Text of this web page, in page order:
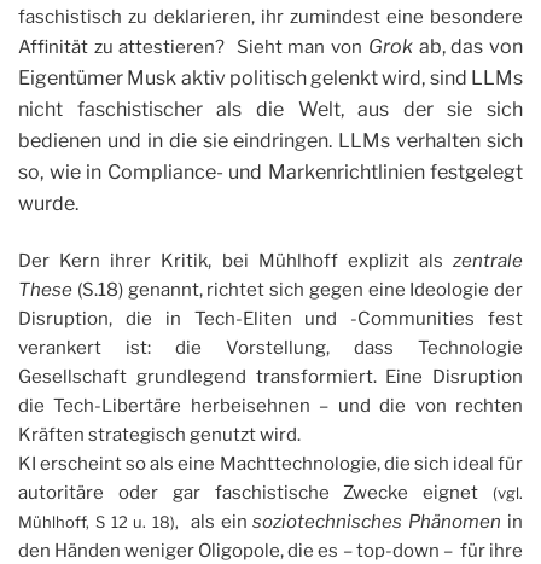
faschistisch zu deklarieren, ihr zumindest eine besondere
Affinität zu attestieren? Sieht man von Grokab, das von
Eigentümer Musk aktiv politisch gelenkt wird, sind LLMs
nicht faschistischer als die Welt, aus der sie sich
bedienen und in die sie eindringen. LLMs verhalten sich
so, wie in Compliance- und Markenrichtlinien festgelegt
wurde.
Der Kern ihrer Kritik, bei Mühlhoff explizit als zentrale
These (S.18) genannt, richtet sich gegen eine Ideologie der
Disruption, die in Tech-Eliten und -Communities fest
verankert ist: die Vorstellung, dass Technologie
Gesellschaft grundlegend transformiert. Eine Disruption
die Tech-Libertäre herbeisehnen – und die von rechten
Kräften strategisch genutzt wird.
KI erscheint so als eine Machttechnologie, die sich ideal für
autoritäre oder gar faschistische Zwecke eignet
(vgl.
Mühlhoff, S 12 u. 18),
als einsoziotechnisches Phänomen in
den Händen weniger Oligopole, die es – top-down – für ihre